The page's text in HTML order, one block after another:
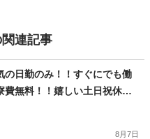
連記事
の日勤のみ！！すぐにでも働
費無料！！嬉しい土日祝休
8月7日